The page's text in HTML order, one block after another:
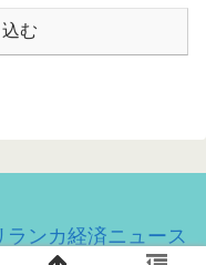
む
ンカ経済ニュース